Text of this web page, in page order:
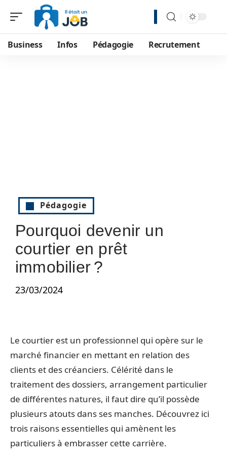
Business Infos Pédagogie Recrutement
Pédagogie
Pourquoi devenir un
courtier en prêt
immobilier ?
23/03/2024
Le courtier est un professionnel qui opère sur le
marché financier en mettant en relation des
clients et des créanciers. Célérité dans le
traitement des dossiers, arrangement particulier
de différentes natures, il faut dire qu’il possède
plusieurs atouts dans ses manches. Découvrez ici
trois raisons essentielles qui amènent les
particuliers à embrasser cette carrière.